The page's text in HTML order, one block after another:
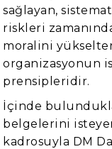
sağlayan,
riskleri
moralini
organizasyonun
prensipleridir.
İçinde
belgelerini
kadrosuyla DM